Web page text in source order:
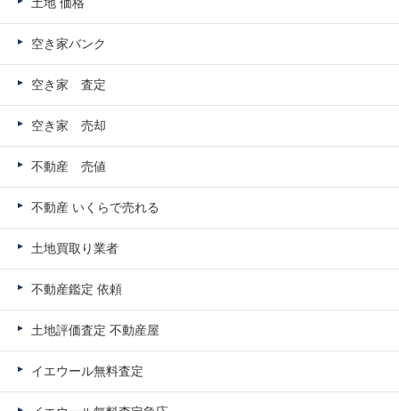
空き家バンク
空き家 査定
空き家 売却
不動産 売値
不動産 いくらで売れる
土地買取り業者
不動産鑑定 依頼
土地評価査定 不動産屋
イエウール無料査定